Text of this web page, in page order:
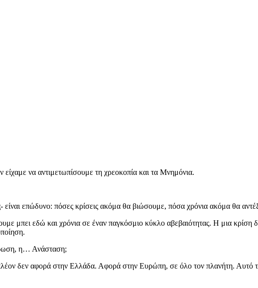
να αντιμετωπίσουμε τη χρεοκοπία και τα Mνημόνια.
επώδυνο: πόσες κρίσεις ακόμα θα βιώσουμε, πόσα χρόνια ακόμα θα
μπει εδώ και χρόνια σε έναν παγκόσμιο κύκλο αβεβαιότητας. Η μια κρίση
η… Ανάσταση;
δεν αφορά στην Ελλάδα. Αφορά στην Ευρώπη, σε όλο τον πλανήτη. Αυτό